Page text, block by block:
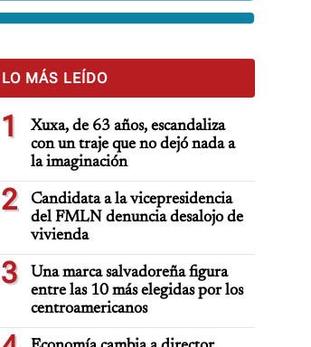
LO MÁS LEÍDO
1
Xuxa, de 63 años, escandaliza
con un traje que no dejó nada a
la imaginación
2
Candidata a la vicepresidencia
del FMLN denuncia desalojo de
vivienda
3
Una marca salvadoreña figura
entre las 10 más elegidas por los
centroamericanos